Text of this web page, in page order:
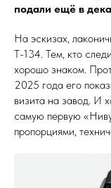
подали ещё в
На эскизах,
Т-134. Тем, кто
хорошо знаком.
2025 года его
визита на завод. И
самую первую
пропорциями,